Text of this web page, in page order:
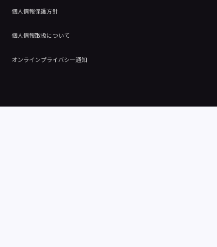
個人情報保護方針
個人情報取扱について
オンラインプライバシー通知